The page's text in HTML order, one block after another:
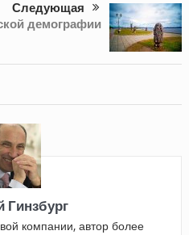
Следующая
демографии
Гинзбург
компании, автор более